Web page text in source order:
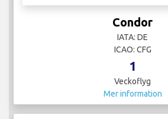
Condor
IATA: DE
ICAO: CFG
1
Veckoflyg
Mer information